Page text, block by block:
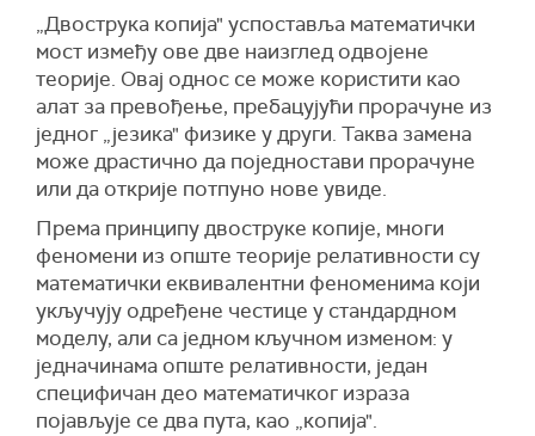
„Двострука копија" успоставља математички
мост између ове две наизглед одвојене
теорије. Овај однос се може користити као
алат за превођење, пребацујући прорачуне из
једног „језика" физике у други. Таква замена
може драстично да поједностави прорачуне
или да открије потпуно нове увиде.
Према принципу двоструке копије, многи
феномени из опште теорије релативности су
математички еквивалентни феноменима који
укључују одређене честице у стандардном
моделу, али са једном кључном изменом: у
једначинама опште релативности, један
специфичан део математичког израза
појављује се два пута, као „копија".